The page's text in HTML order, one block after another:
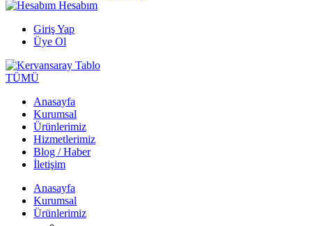
Hesabım
Giriş Yap
Üye Ol
TÜMÜ
Anasayfa
Kurumsal
Ürünlerimiz
Hizmetlerimiz
Blog / Haber
İletişim
Anasayfa
Kurumsal
Ürünlerimiz